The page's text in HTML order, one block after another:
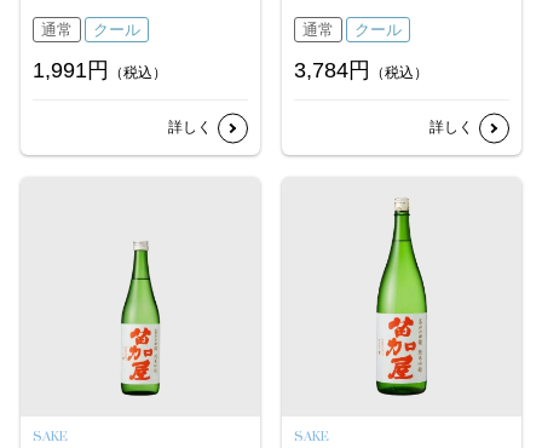
通常 クール
1,991円 （税込）
詳しく
通常 クール
3,784円 （税込）
詳しく
SAKE SAKE